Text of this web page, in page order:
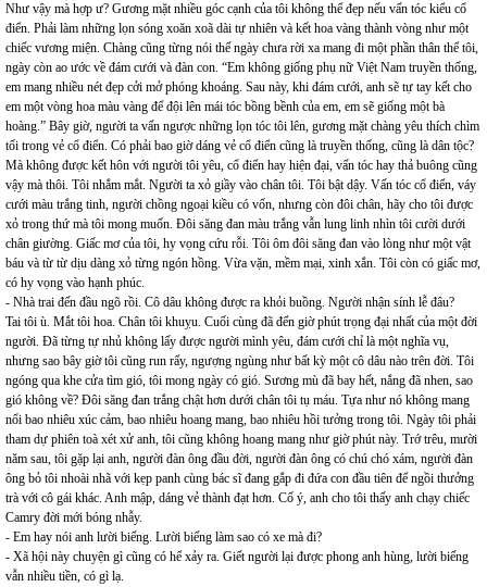
Như vậy mà hợp ư? Gương mặt nhiều góc cạnh của tôi không thể đẹp nếu vấn tóc kiểu cổ
điển. Phải làm những lọn sóng xoăn xoã dài tự nhiên và kết hoa vàng thành vòng như một
chiếc vương miện. Chàng cũng từng nói thế ngày chưa rời xa mang đi một phần thân thể tôi,
ngày còn ao ước về đám cưới và đàn con. “Em không giống phụ nữ Việt Nam truyền thống,
em mang nhiều nét đẹp cởi mở phóng khoáng. Sau này, khi đám cưới, anh sẽ tự tay kết cho
em một vòng hoa màu vàng để đội lên mái tóc bồng bềnh của em, em sẽ giống một bà
hoàng.” Bây giờ, người ta vấn ngược những lọn tóc tôi lên, gương mặt chàng yêu thích chìm
tối trong vẻ cổ điển. Có phải bao giờ dáng vẻ cổ điển cũng là truyền thống, cũng là dân tộc?
Mà không được kết hôn với người tôi yêu, cổ điển hay hiện đại, vấn tóc hay thả buông cũng
vậy mà thôi. Tôi nhắm mắt. Người ta xỏ giầy vào chân tôi. Tôi bật dậy. Vấn tóc cổ điển, váy
cưới màu trắng tinh, người chồng ngoại kiều có vốn, nhưng còn đôi chân, hãy cho tôi được
xỏ trong thứ mà tôi mong muốn. Đôi săng đan màu trắng vẫn lung linh nhìn tôi cười dưới
chân giường. Giấc mơ của tôi, hy vọng cứu rỗi. Tôi ôm đôi săng đan vào lòng như một vật
báu và từ từ dịu dàng xỏ từng ngón hồng. Vừa vặn, mềm mại, xinh xắn. Tôi còn có giấc mơ,
có hy vọng vào hạnh phúc.
- Nhà trai đến đầu ngõ rồi. Cô dâu không được ra khỏi buồng. Người nhận sính lễ đâu?
Tai tôi ù. Mắt tôi hoa. Chân tôi khuỵu. Cuối cùng đã đến giờ phút trọng đại nhất của một đời
người. Đã từng tự nhủ không lấy được người mình yêu, đám cưới chỉ là một nghĩa vụ,
nhưng sao bây giờ tôi cũng run rẩy, ngượng ngùng như bất kỳ một cô dâu nào trên đời. Tôi
ngóng qua khe cửa tìm gió, tôi mong ngày có gió. Sương mù đã bay hết, nắng đã nhen, sao
gió không về? Đôi săng đan trắng chật hơn dưới chân tôi tụ máu. Tựa như nó không mang
nổi bao nhiêu xúc cảm, bao nhiêu hoang mang, bao nhiêu hồi tưởng trong tôi. Ngày tôi phải
tham dự phiên toà xét xử anh, tôi cũng không hoang mang như giờ phút này. Trớ trêu, mười
năm sau, tôi gặp lại anh, người đàn ông đầu đời, người đàn ông có chú chó xám, người đàn
ông bỏ tôi nhoài nhã với kẹp panh cùng bác sĩ đang gắp đi đứa con đầu tiên để ngồi thưởng
trà với cô gái khác. Anh mập, dáng vẻ thành đạt hơn. Cố ý, anh cho tôi thấy anh chạy chiếc
Camry đời mới bóng nhẫy.
- Em hay nói anh lười biếng. Lười biếng làm sao có xe mà đi?
- Xã hội này chuyện gì cũng có hể xảy ra. Giết người lại được phong anh hùng, lười biếng
vẫn nhiều tiền, có gì lạ.